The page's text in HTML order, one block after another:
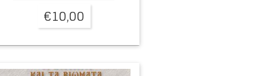
€10,00